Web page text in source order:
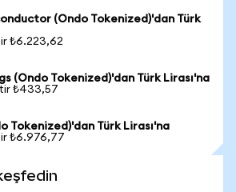
(Ondo Tokenized)'dan Türk
₺6.223,62
(Ondo Tokenized)'dan Türk Lirası'na
₺433,57
Tokenized)'dan Türk Lirası'na
₺6.976,77